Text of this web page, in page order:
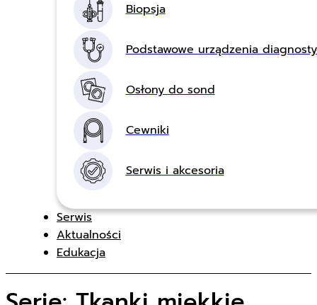
Biopsja
Podstawowe urządzenia
Osłony do sond
Cewniki
Serwis i akcesoria
Serwis
Aktualności
Edukacja